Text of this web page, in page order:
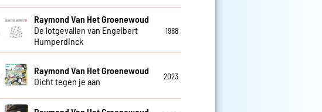
Raymond Van Het Groenewoud
De lotgevallen van Engelbert
Humperdinck
1988
Raymond Van Het Groenewoud
Dicht tegen je aan
2023